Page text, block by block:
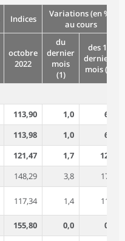
Indices
Variations (en %)
au cours
octobre
2022
du
dernier
mois
(1)
des 12
derniers
mois (2)
113,90 1,0
6,2
113,98 1,0
6,2
121,47 1,7
12,0
148,29 3,8
17,3
117,34 1,4 11,1
155,80 0,0
0,3